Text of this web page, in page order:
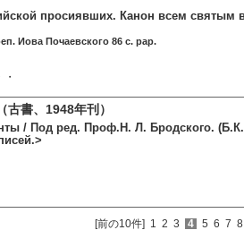
просиявших. Канон всем
Иова Почаевского 86 c. pap.
書、1948年刊）
/ Под ред. Проф.Н. Л. Бродского.
[前の10件] 1 2 3 4 5 6 7 8